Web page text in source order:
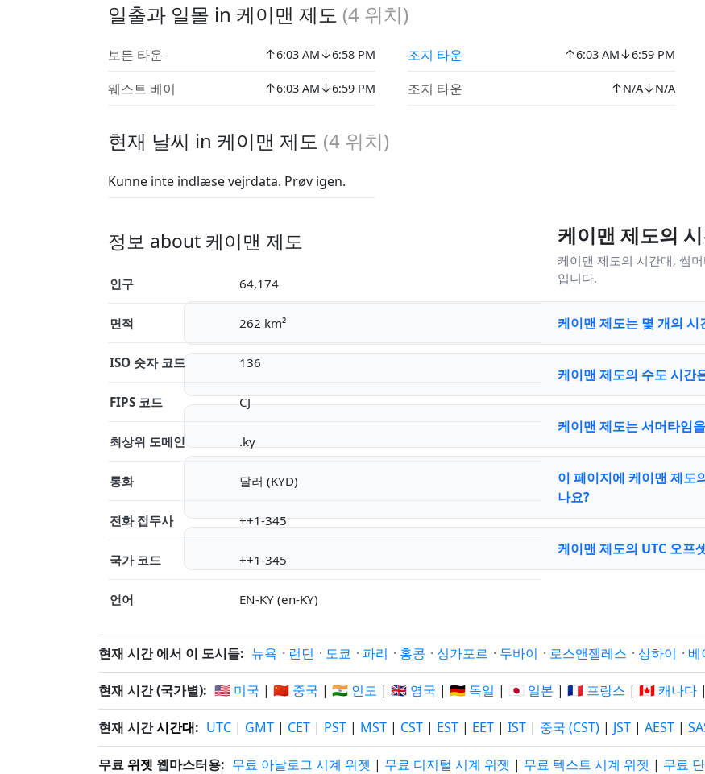
일출과 일몰 in 케이맨 제도 (4 위치)
보든 타운 ↑6:03 AM↓6:58 PM
웨스트 베이 ↑6:03 AM↓6:59 PM
조지 타운 ↑6:03 AM↓6:59 PM
조지 타운 ↑N/A↓N/A
현재 날씨 in 케이맨 제도 (4 위치)
Kunne inte indlæse vejrdata. Prøv igen.
정보 about 케이맨 제도
인구 64,174
면적 262 km²
ISO 숫자 코드 136
FIPS 코드 CJ
최상위 도메인 .ky
통화 달러 (KYD)
전화 접두사 ++1-345
국가 코드 ++1-345
언어 EN-KY (en-KY)
케이맨 제도의
케이맨 제도의 시간대, 썸
입니다.
케이맨 제도는 몇 개의
케이맨 제도의 수도 시간
케이맨 제도는 서머타임
이 페이지에 케이맨 제도
나요?
케이맨 제도의 UTC 오프
현재 시간 에서 이 도시들: 뉴욕 · 런던 · 도쿄 · 파리 · 홍콩 · 싱가포르 · 두바이 · 로스앤젤레스 · 상하이 · 베
현재 시간 (국가별): 🇺🇸 미국 | 🇨🇳 중국 | 🇮🇳 인도 | 🇬🇧 영국 | 🇩🇪 독일 | 🇯🇵 일본 | 🇫🇷 프랑스 | 🇨🇦 캐나다 |
현재 시간시간대: UTC | GMT | CET | PST | MST | CST | EST | EET | IST | 중국 (CST) | JST | AEST |
무료 위젯 웹마스터용: 무료 아날로그 시계 위젯 | 무료 디지털 시계 위젯 | 무료 텍스트 시계 위젯 | 무료